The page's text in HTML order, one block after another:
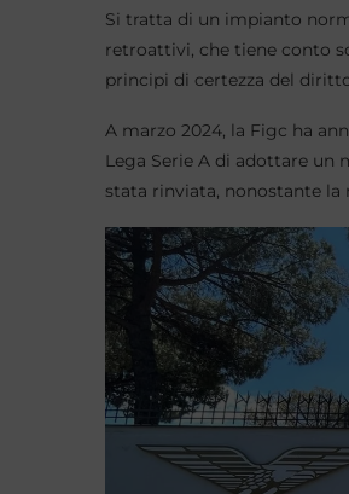
Si tratta di un impianto
retroattivi, che tiene conto
principi di certezza del
A marzo 2024, la Figc ha
Lega Serie A di adottare un
stata rinviata, nonostante